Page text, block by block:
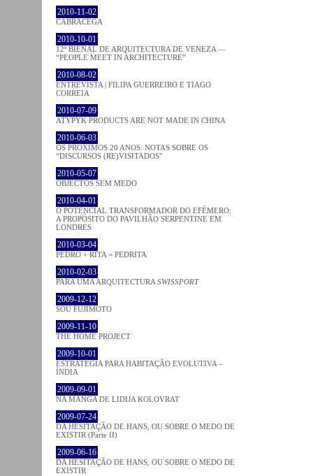
2010-11-02
CABRACEGA
2010-10-01
12ª BIENAL DE ARQUITECTURA DE VENEZA —
“PEOPLE MEET IN ARCHITECTURE”
2010-08-02
ENTREVISTA | FILIPA GUERREIRO E TIAGO
CORREIA
2010-07-09
ATYPYK PRODUCTS ARE NOT MADE IN CHINA
2010-06-03
OS PRÓXIMOS 20 ANOS. NOTAS SOBRE OS
“DISCURSOS (RE)VISITADOS”
2010-05-07
OBJECTOS SEM MEDO
2010-04-01
O POTENCIAL TRANSFORMADOR DO EFÉMERO:
A PROPÓSITO DO PAVILHÃO SERPENTINE EM
LONDRES
2010-03-04
PEDRO + RITA = PEDRITA
2010-02-03
PARA UMA ARQUITECTURA SWISSPORT
2009-12-12
SOU FUJIMOTO
2009-11-10
THE HOME PROJECT
2009-10-01
ESTRATÉGIA PARA HABITAÇÃO EVOLUTIVA –
ÍNDIA
2009-09-01
NA MANGA DE LIDIJA KOLOVRAT
2009-07-24
DA HESITAÇÃO DE HANS, OU SOBRE O MEDO DE
EXISTIR (Parte II)
2009-06-16
DA HESITAÇÃO DE HANS, OU SOBRE O MEDO DE
EXISTIR